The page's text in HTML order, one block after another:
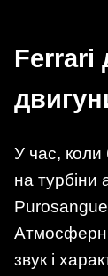
Ferrari
У час, коли
на турбіни
Purosangue
звук і